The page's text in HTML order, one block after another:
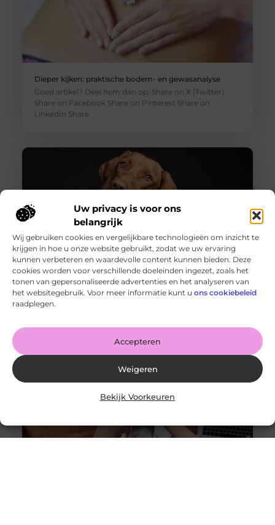
Uw privacy is voor ons
belangrijk
Wij gebruiken cookies en vergelijkbare technologieën om inzicht te
krijgen in hoe u onze website gebruikt, zodat we uw ervaring
kunnen verbeteren en waardevolle content kunnen bieden. Deze
cookies worden voor verschillende doeleinden ingezet, zoals het
tonen van gepersonaliseerde advertenties en het analyseren van
het websitegebruik. Voor meer informatie kunt u ons cookiebeleid
raadplegen.
Accepteren
Weigeren
Bekijk Voorkeuren
Dieper kijken: praktische bodem- en gewasanalyse
Goed artikel? Deel hem dan op: Share on X (Twitter)
Share on Facebook Share on Pinterest Share on
LinkedIn Share
Kwaliteitscomfort voor je hond: waar moet je op letten?
Goed artikel? Deel hem dan op: Share on X (Twitter)
Share on Facebook Share on Pinterest Share on